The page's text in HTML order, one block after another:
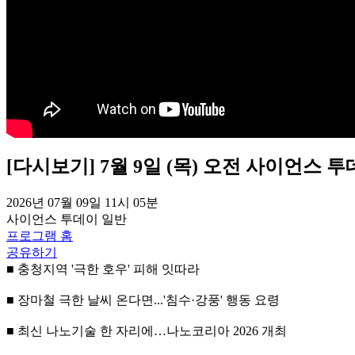
[다시보기] 7월 9일 (목) 오전 사이언스 투
2026년 07월 09일 11시 05분
사이언스 투데이
일반
프로그램 홈
공유하기
■ 충청지역 '극한 호우' 피해 잇따라
■ 장마철 극한 날씨 온다면...'침수·강풍' 행동 요령
■ 최신 나노기술 한 자리에…나노코리아 2026 개최